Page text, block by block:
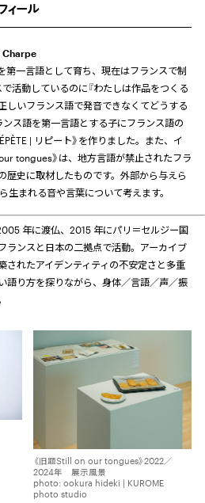
ィール
Charpe
第一言語として育ち、現在はフランスで制
活動しているのに『わたしは作品をつくる
しいフランス語で発音できなくてどうする
ンス語を第一言語とする子にフランス語の
| リピート》を作りました。また、イ
tongues》は、地方言語が禁止されたフラ
歴史に取材したものです。外部から与えら
生まれる音や言葉について考えます。
年に渡仏、 2015 年にパリ＝セルジー国
ランスと日本の二拠点で活動。アーカイブ
されたアイデンティティの不安定さと多重
語り方を探りながら、身体／言語／声／振
《旧題Still on our tongues》2022／
2024年 展示風景
photo: ookura hideki | KUROME
photo studio